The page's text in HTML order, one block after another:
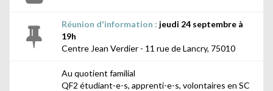
Réunion d'information : jeudi 24 septembre à
19h
Centre Jean Verdier - 11 rue de Lancry, 75010
Au quotient familial
QF2 étudiant-e-s, apprenti-e-s, volontaires en SC